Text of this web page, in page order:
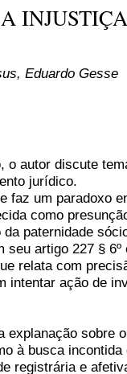
Eduardo Gesse
o autor discute
jurídico.
faz um paradoxo
como
paternidade
seu artigo 227 §
relata com
intentar ação de
explanação sobre
à busca
registrária e